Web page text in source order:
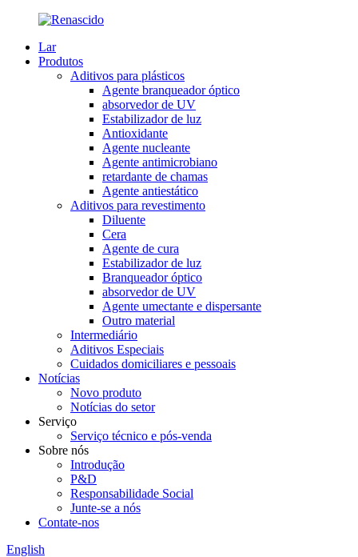
Lar
Produtos
Aditivos para plásticos
Agente branqueador óptico
absorvedor de UV
Estabilizador de luz
Antioxidante
Agente nucleante
Agente antimicrobiano
retardante de chamas
Agente antiestático
Aditivos para revestimento
Diluente
Cera
Agente de cura
Estabilizador de luz
Branqueador óptico
absorvedor de UV
Agente umectante e dispersante
Outro material
Intermediário
Aditivos Especiais
Cuidados domiciliares e pessoais
Notícias
Novo produto
Notícias do setor
Serviço
Serviço técnico e pós-venda
Sobre nós
Introdução
P&D
Responsabilidade Social
Junte-se a nós
Contate-nos
English